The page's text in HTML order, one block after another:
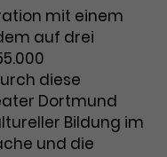
1
Analytics
Bestimmte
verwendet, um
mit
messen und
mit einem
auf drei
diese
Dortmund
Bildung im
und die